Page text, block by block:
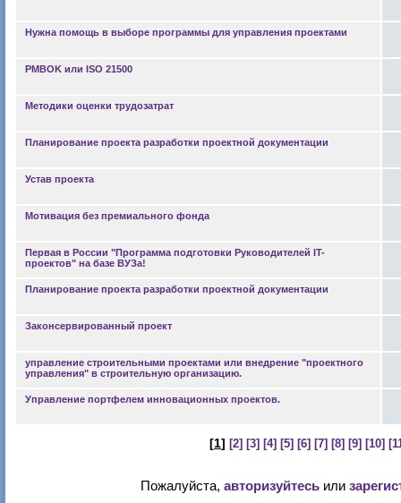
Нужна помощь в выборе программы для управления проектами
PMBOK или ISO 21500
Методики оценки трудозатрат
Планирование проекта разработки проектной документации
Устав проекта
Мотивация без премиального фонда
Первая в России "Программа подготовки Руководителей IT-
проектов" на базе ВУЗа!
Планирование проекта разработки проектной документации
Законсервированный проект
управление строительными проектами или внедрение "проектного
управления" в строительную организацию.
Управление портфелем инновационных проектов.
[1] [2] [3] [4] [5] [6] [7] [8] [9] [10]
Пожалуйста,авторизуйтесь или